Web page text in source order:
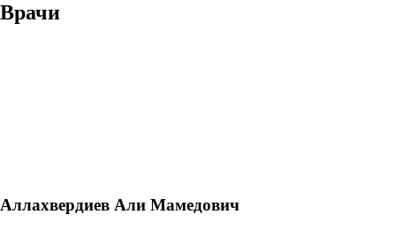
Врачи
Аллахвердиев Али Мамедович